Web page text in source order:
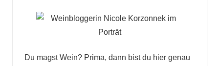
Du magst Wein? Prima, dann bist du hier genau